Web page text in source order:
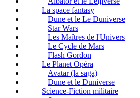
La space fantasy
Dune et le Le Duniverse
Star Wars
Les Maîtres de l'Univers
Le Cycle de Mars
Flash Gordon
Le Planet Opéra
Avatar (la saga)
Dune et le Duniverse
Science-Fiction militaire